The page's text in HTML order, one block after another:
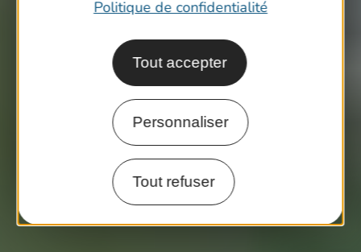
Politique de confidentialité
Tout accepter
Personnaliser
Tout refuser